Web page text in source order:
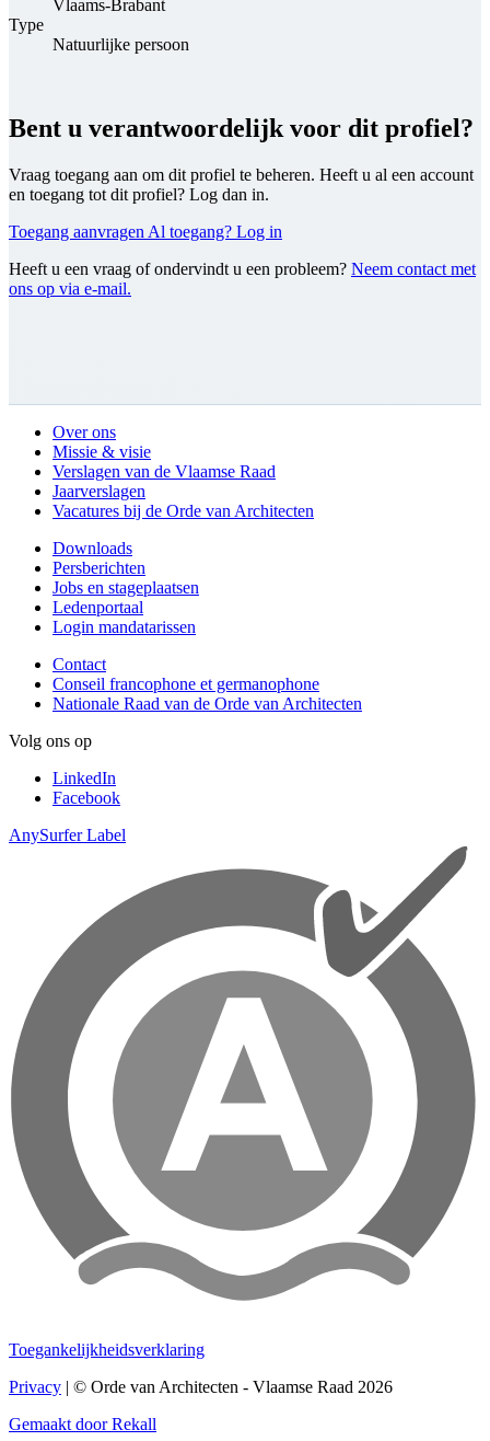
Vlaams-Brabant
Type
Natuurlijke persoon
Bent u verantwoordelijk voor dit profiel?
Vraag toegang aan om dit profiel te beheren. Heeft u al een account
en toegang tot dit profiel? Log dan in.
Toegang aanvragen Al toegang? Log in
Heeft u een vraag of ondervindt u een probleem? Neem contact met
ons op via e-mail.
Over ons
Missie & visie
Verslagen van de Vlaamse Raad
Jaarverslagen
Vacatures bij de Orde van Architecten
Downloads
Persberichten
Jobs en stageplaatsen
Ledenportaal
Login mandatarissen
Contact
Conseil francophone et germanophone
Nationale Raad van de Orde van Architecten
Volg ons op
LinkedIn
Facebook
AnySurfer Label
Toegankelijkheidsverklaring
Privacy | © Orde van Architecten - Vlaamse Raad 2026
Gemaakt door Rekall